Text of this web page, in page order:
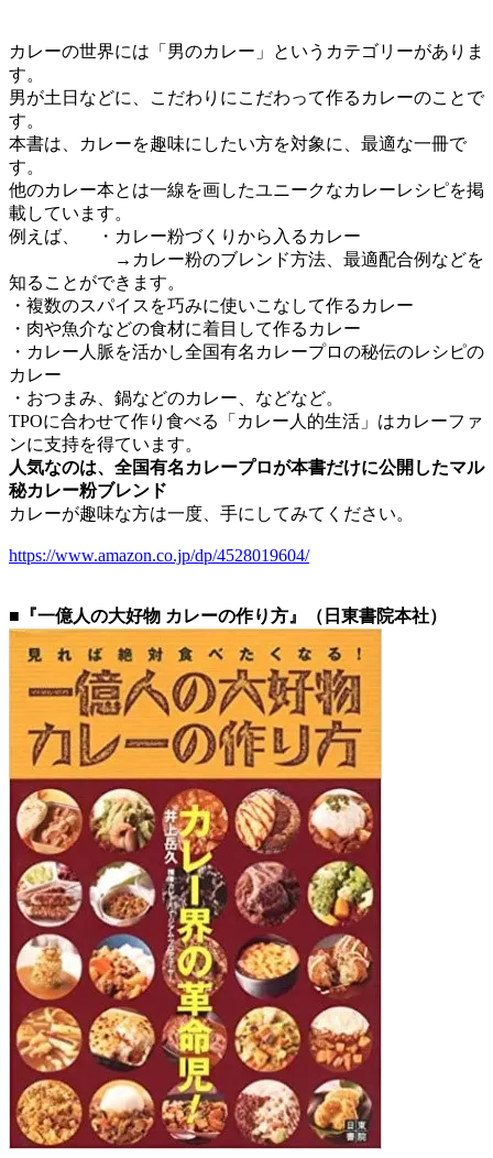
カレーの世界には「男のカレー」というカテゴリーがありま
す。
男が土日などに、こだわりにこだわって作るカレーのことで
す。
本書は、カレーを趣味にしたい方を対象に、最適な一冊で
す。
他のカレー本とは一線を画したユニークなカレーレシピを掲
載しています。
例えば、 ・カレー粉づくりから入るカレー
→カレー粉のブレンド方法、最適配合例などを
知ることができます。
・複数のスパイスを巧みに使いこなして作るカレー
・肉や魚介などの食材に着目して作るカレー
・カレー人脈を活かし全国有名カレープロの秘伝のレシピの
カレー
・おつまみ、鍋などのカレー、などなど。
TPOに合わせて作り食べる「カレー人的生活」はカレーファ
ンに支持を得ています。
人気なのは、全国有名カレープロが本書だけに公開したマル
秘カレー粉ブレンド
カレーが趣味な方は一度、手にしてみてください。
https://www.amazon.co.jp/dp/4528019604/
■『一億人の大好物 カレーの作り方』（日東書院本社）